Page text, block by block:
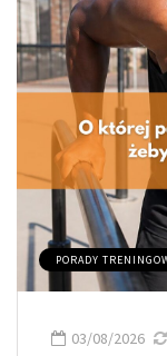
PORADY
03/08/2026